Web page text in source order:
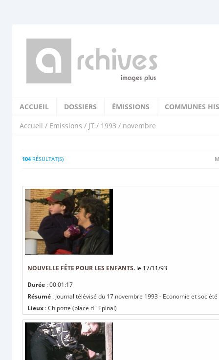
ACCUEIL DOSSIERS ÉMISSIONS COMMUNES
Accueil / Emissions / JT / 1993 / novembre
104RÉSULTAT(S)
NOUVELLE FÊTE POUR LES ENFANTS. le 17/11/93
Durée : 00:01:17
Résumé : Journal télévisé du 17 novembre 1993 - Economie et
Lieux : Chipotte (place d ' Epinal)